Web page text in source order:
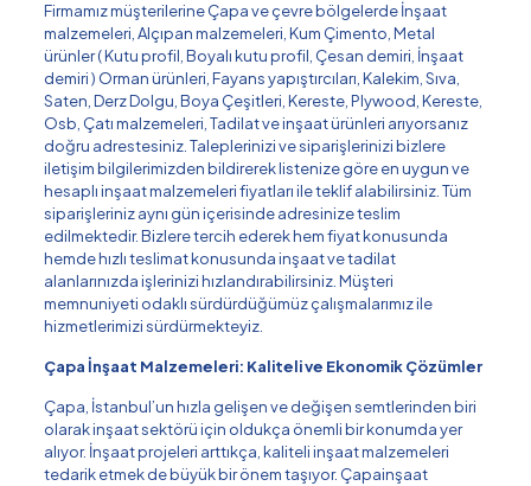
Firmamız müşterilerine Çapa ve çevre bölgelerde İnşaat
malzemeleri, Alçıpan malzemeleri, Kum Çimento, Metal
ürünler ( Kutu profil, Boyalı kutu profil, Çesan demiri, İnşaat
demiri ) Orman ürünleri, Fayans yapıştırcıları, Kalekim, Sıva,
Saten, Derz Dolgu, Boya Çeşitleri, Kereste, Plywood, Kereste,
Osb, Çatı malzemeleri, Tadilat ve inşaat ürünleri arıyorsanız
doğru adrestesiniz. Taleplerinizi ve siparişlerinizi bizlere
iletişim bilgilerimizden bildirerek listenize göre en uygun ve
hesaplı inşaat malzemeleri fiyatları ile teklif alabilirsiniz. Tüm
siparişleriniz aynı gün içerisinde adresinize teslim
edilmektedir. Bizlere tercih ederek hem fiyat konusunda
hemde hızlı teslimat konusunda inşaat ve tadilat
alanlarınızda işlerinizi hızlandırabilirsiniz. Müşteri
memnuniyeti odaklı sürdürdüğümüz çalışmalarımız ile
hizmetlerimizi sürdürmekteyiz.
Çapa İnşaat Malzemeleri: Kaliteli ve Ekonomik Çözümler
Çapa, İstanbul’un hızla gelişen ve değişen semtlerinden biri
olarak inşaat sektörü için oldukça önemli bir konumda yer
alıyor. İnşaat projeleri arttıkça, kaliteli inşaat malzemeleri
tedarik etmek de büyük bir önem taşıyor. Çapainşaat